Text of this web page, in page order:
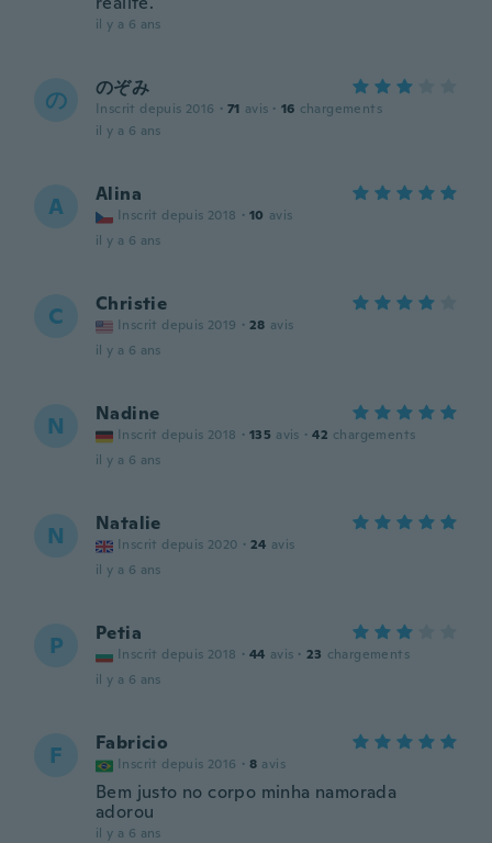
il y a 6 ans
の のぞみ
Inscrit depuis 2016 · 71 avis · 16 chargements
il y a 6 ans
A Alina
Inscrit depuis 2018 · 10 avis
il y a 6 ans
C Christie
Inscrit depuis 2019 · 28 avis
il y a 6 ans
N Nadine
Inscrit depuis 2018 · 135 avis · 42 chargements
il y a 6 ans
N Natalie
Inscrit depuis 2020 · 24 avis
il y a 6 ans
P Petia
Inscrit depuis 2018 · 44 avis · 23 chargements
il y a 6 ans
F Fabricio
Inscrit depuis 2016 · 8 avis
Bem justo no corpo minha namorada
adorou
il y a 6 ans